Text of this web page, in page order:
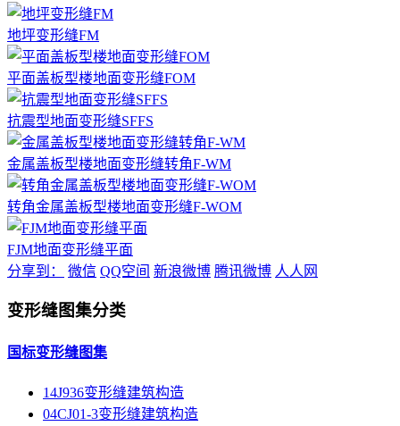
地坪变形缝FM
平面盖板型楼地面变形缝FOM
抗震型地面变形缝SFFS
金属盖板型楼地面变形缝转角F-WM
转角金属盖板型楼地面变形缝F-WOM
FJM地面变形缝平面
分享到：
微信 QQ空间 新浪微博 腾讯微博 人人网
变形缝图集分类
国标变形缝图集
14J936变形缝建筑构造
04CJ01-3变形缝建筑构造